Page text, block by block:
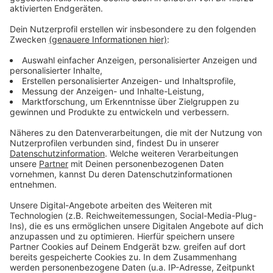
Außerdem gibt es einen Gourmet-Renntag und einen
After-Work-Renntag. Weiterer Höhepunkt des Jahres
ist der Henkel-Renntag am 6. August. Es ist eines der
höchstdotierten Rennen in Deutschland.
Anzeige
Weitere Infos und Links zum Thema
Anzeige
Anzeige